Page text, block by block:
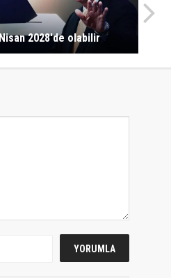
2028'de olabilir